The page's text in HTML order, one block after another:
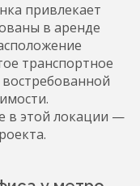
привлекает
в аренде
транспортное
в этой локации —